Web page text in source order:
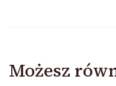
Możesz